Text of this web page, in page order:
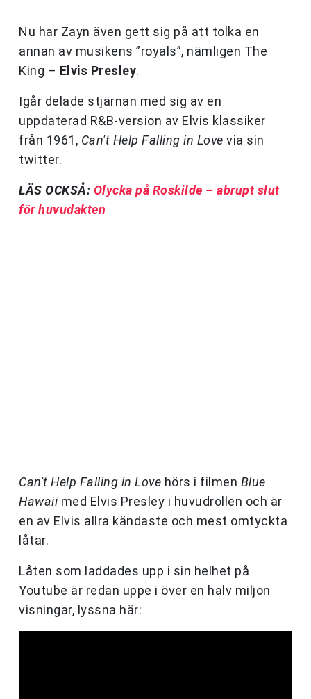
Nu har Zayn även gett sig på att tolka en
annan av musikens ”royals”, nämligen The
King – Elvis Presley.
Igår delade stjärnan med sig av en
uppdaterad R&B-version av Elvis klassiker
från 1961, Can't Help Falling in Love via sin
twitter.
LÄS OCKSÅ: Olycka på Roskilde – abrupt slut
för huvudakten
Can't Help Falling in Love hörs i filmen Blue
Hawaiimed Elvis Presley i huvudrollen och är
en av Elvis allra kändaste och mest omtyckta
låtar.
Låten som laddades upp i sin helhet på
Youtube är redan uppe i över en halv miljon
visningar, lyssna här: